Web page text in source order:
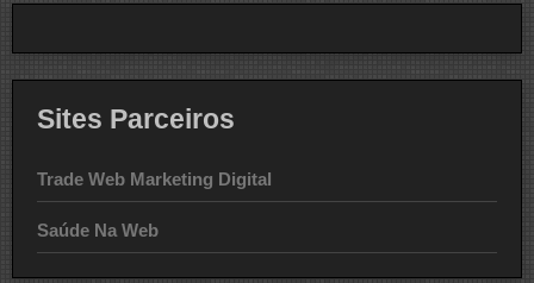
Sites Parceiros
Trade Web Marketing Digital
Saúde Na Web